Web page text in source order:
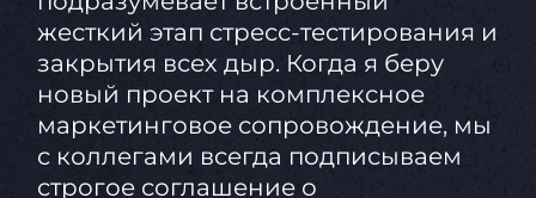
жесткий этап стресс-тестирования и
закрытия всех дыр. Когда я беру
новый проект на комплексное
маркетинговое сопровождение, мы
с коллегами всегда подписываем
строгое соглашение о